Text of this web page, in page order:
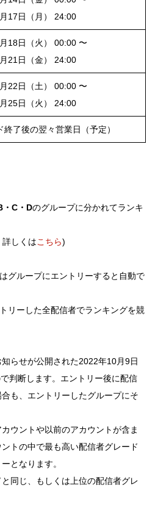
17日（月） 24:00
18日（火） 00:00 〜
21日（金） 24:00
22日（土） 00:00 〜
25日（火） 24:00
終了後の翌々営業日（予定）
・C・Dのグループに分かれてランキ
しくはこちら)
はグループにエントリーすると自動で
リーした全配信者でランキングを競
らせが公開された2022年10月9日
判断します。エントリー後に配信
も、エントリーしたグループにそ
ウントや以前のアカウントが含ま
トの中で最も高い配信者グレード
となります。
同じ、もしくは上位の配信者グレ